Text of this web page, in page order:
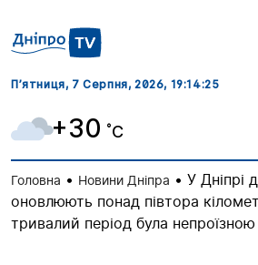
П’ятниця, 7 Серпня, 2026, 19:14:26
+30 ˚C
Головна • Новини Дніпра • У Дніпрі
оновлюють понад півтора
тривалий період була непроїзною